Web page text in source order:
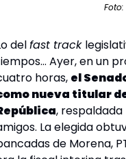
Foto:
del fast track
Ayer, en un
horas, el
nueva titular
,
La elegida
de Morena,